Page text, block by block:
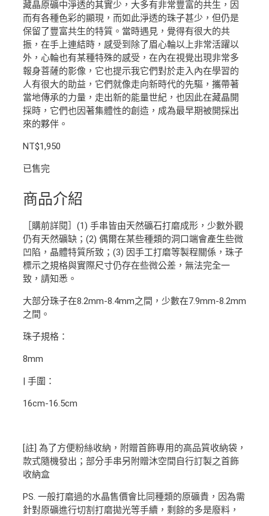
藏晶原礦中淨透的其實少，大多有非常豐富的共生，因
而有各種色彩的顯現，而如此淨透的珠子甚少，但仍是
保留了豐富共生的特質。當時遇見，覺得有很大的共
振，在手上連結時，感受到除了眉心輪以上非常活躍以
外，心輪也有某種特殊的感受，在內在視覺出現非常多
報身菩薩的影像，它也提示我它們對於走入內在學習的
人有很大的助益，它們就像走向新時代的先驅，攜帶著
當地傳承的力量，走出新的能量世紀，也因此在藏晶開
採時，它們也因著集體性的創造，成為最早期被開採出
來的夥伴。
NT$1,950
已售完
商品介紹
［購前詳閱］(1) 手串皆由天然礦石打磨成形，少數外觀
仍有天然礦缺；(2) 偶爾在某些種類的洞口端會產生些微
凹陷，晶體特質所致；(3) 因手工打磨等製程關係，珠子
標示之規格與實際尺寸仍存在些微公差，無法完全一
致，請知悉。
大部分珠子在8.2mm-8.4mm之間，少數在7.9mm-8.2mm
之間。
珠子規格：
8mm
| 手圍：
16cm-16.5cm
[註] 為了方便粉絲收納，附贈首飾專用的高品質收納袋，
款式隨機發出；部分手串另附贈沐空間自行訂製之首飾
收納盒
PS. 一般打磨過的水晶售價會比同種類的原礦貴，因為需
針對原礦進行切割打磨拋光等手續，剩餘的多是廢料，